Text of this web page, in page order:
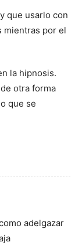
que usarlo con
mientras por el
la hipnosis.
otra forma
que se
adelgazar